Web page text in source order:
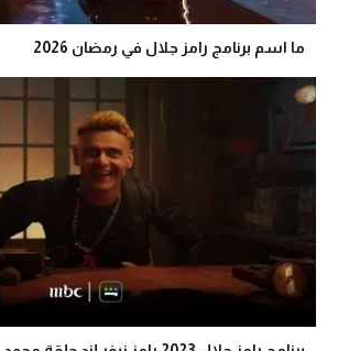
ما اسم برنامج رامز جلال في رمضان 2026